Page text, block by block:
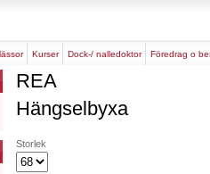
mässor kurser dock-/ nalledoktor föredrag o
REA
Hängselbyxa
Storlek